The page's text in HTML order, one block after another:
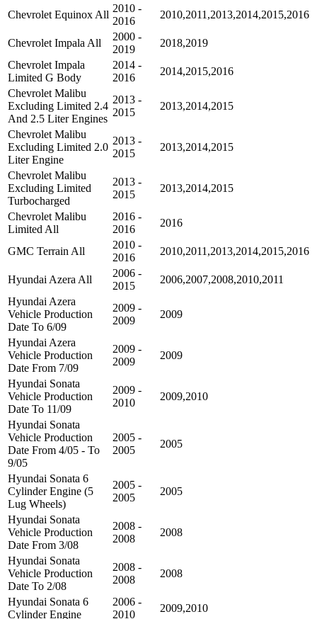
Chevrolet Equinox All
2010 -
2016
2010,2011,2013,2014,2015,2016
Chevrolet Impala All
2000 -
2019
2018,2019
Chevrolet Impala
Limited G Body
2014 -
2016
2014,2015,2016
Chevrolet Malibu
Excluding Limited 2.4
And 2.5 Liter Engines
2013 -
2015
2013,2014,2015
Chevrolet Malibu
Excluding Limited 2.0
Liter Engine
2013 -
2015
2013,2014,2015
Chevrolet Malibu
Excluding Limited
Turbocharged
2013 -
2015
2013,2014,2015
Chevrolet Malibu
Limited All
2016 -
2016
2016
GMC Terrain All
2010 -
2016
2010,2011,2013,2014,2015,2016
Hyundai Azera All
2006 -
2015
2006,2007,2008,2010,2011
Hyundai Azera
Vehicle Production
Date To 6/09
2009 -
2009
2009
Hyundai Azera
Vehicle Production
Date From 7/09
2009 -
2009
2009
Hyundai Sonata
Vehicle Production
Date To 11/09
2009 -
2010
2009,2010
Hyundai Sonata
Vehicle Production
Date From 4/05 - To
9/05
2005 -
2005
2005
Hyundai Sonata 6
Cylinder Engine (5
Lug Wheels)
2005 -
2005
2005
Hyundai Sonata
Vehicle Production
Date From 3/08
2008 -
2008
2008
Hyundai Sonata
Vehicle Production
Date To 2/08
2008 -
2008
2008
Hyundai Sonata 6
Cylinder Engine
2006 -
2010
2009,2010